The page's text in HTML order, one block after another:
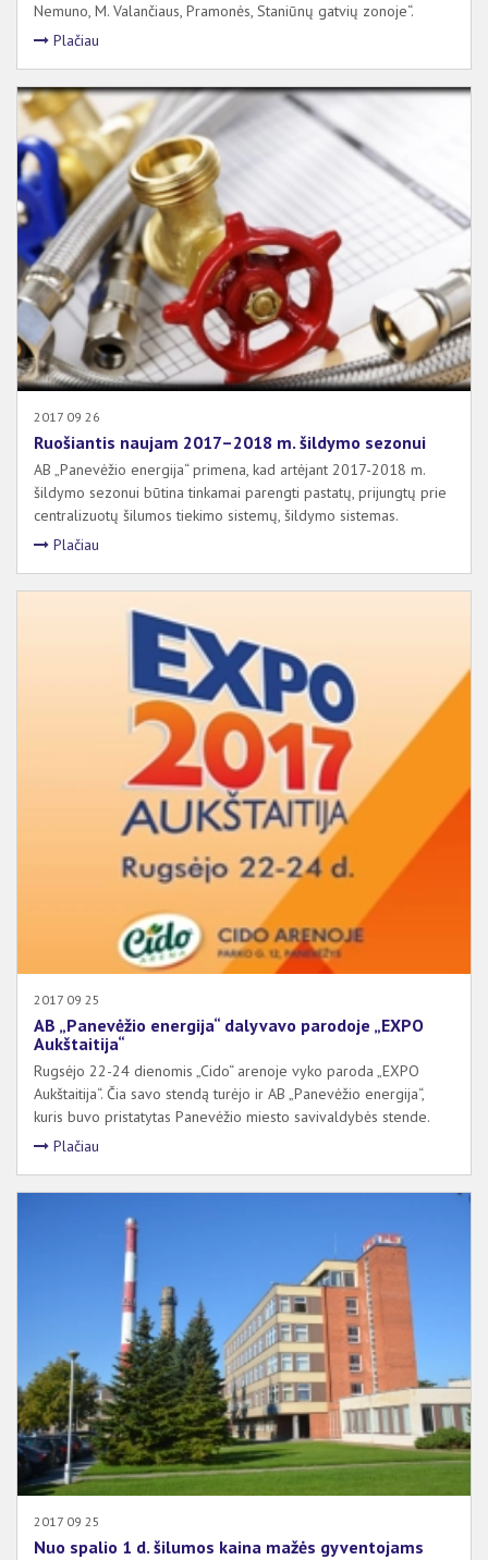
Nemuno, M. Valančiaus, Pramonės, Staniūnų gatvių zonoje“.
Plačiau
2017 09 26
Ruošiantis naujam 2017–2018 m. šildymo sezonui
AB „Panevėžio energija“ primena, kad artėjant 2017-2018 m.
šildymo sezonui būtina tinkamai parengti pastatų, prijungtų prie
centralizuotų šilumos tiekimo sistemų, šildymo sistemas.
Plačiau
2017 09 25
AB „Panevėžio energija“ dalyvavo parodoje „EXPO
Aukštaitija“
Rugsėjo 22-24 dienomis „Cido“ arenoje vyko paroda „EXPO
Aukštaitija“. Čia savo stendą turėjo ir AB „Panevėžio energija“,
kuris buvo pristatytas Panevėžio miesto savivaldybės stende.
Plačiau
2017 09 25
Nuo spalio 1 d. šilumos kaina mažės gyventojams